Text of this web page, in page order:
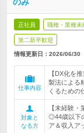
正社員 職種・業種未
第二新卒歓迎
情報更新日：2026/06/30
仕事内容
【DX化を
製法による
くるための
対象と
なる方
【未経験
◎44歳以下
ア＆収入ア